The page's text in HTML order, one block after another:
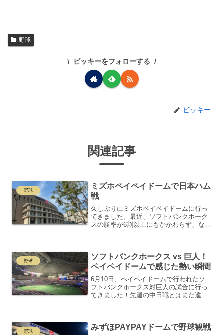
野球
ビッキーをフォローする
ビッキー
関連記事
野球
ミズホペイペイドームで日本ハム
戦
久しぶりにミズホペイペイドームに行っ
てきました。最近、ソフトバンクホーク
スの勝率が6割以上にもかかわらず、なか
ドームで行われた焼酎フ...
野球
ソフトバンクホークス vs 巨人！
ペイペイドームで感じた熱い瞬間
6月10日、ペイペイドームで行われたソ
フトバンクホークス対巨人の試合に行っ
てきました！先週の中日戦とはまた違っ
カンな野球体験と歴史の...
野球 みずほPAYPAYドームで野球観戦